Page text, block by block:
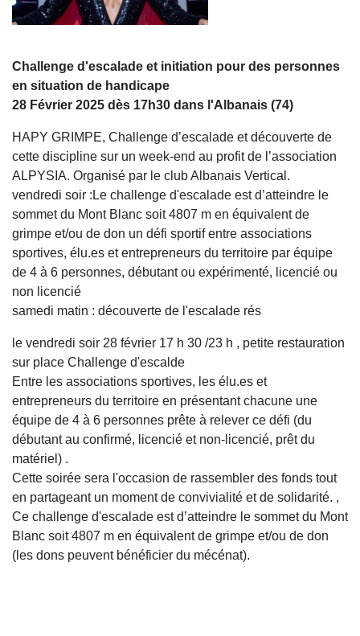
Challenge d'escalade et initiation pour des personnes
en situation de handicape
28 Février 2025 dès 17h30 dans l'Albanais (74)
HAPY GRIMPE, Challenge d’escalade et découverte de
cette discipline sur un week-end au profit de l’association
ALPYSIA. Organisé par le club Albanais Vertical.
vendredi soir :Le challenge d'escalade est d’atteindre le
sommet du Mont Blanc soit 4807 m en équivalent de
grimpe et/ou de don un défi sportif entre associations
sportives, élu.es et entrepreneurs du territoire par équipe
de 4 à 6 personnes, débutant ou expérimenté, licencié ou
non licencié
samedi matin : découverte de l'escalade rés
le vendredi soir 28 février 17 h 30 /23 h , petite restauration
sur place Challenge d'escalde
Entre les associations sportives, les élu.es et
entrepreneurs du territoire en présentant chacune une
équipe de 4 à 6 personnes prête à relever ce défi (du
débutant au confirmé, licencié et non-licencié, prêt du
matériel) .
Cette soirée sera l'occasion de rassembler des fonds tout
en partageant un moment de convivialité et de solidarité. ,
Ce challenge d'escalade est d’atteindre le sommet du Mont
Blanc soit 4807 m en équivalent de grimpe et/ou de don
(les dons peuvent bénéficier du mécénat).